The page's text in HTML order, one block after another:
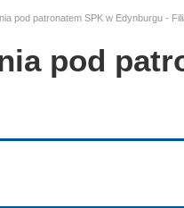
pod patronatem SPK w Edynburgu -
pod